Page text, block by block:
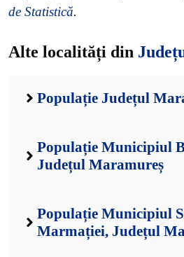
de Statistică.
Alte localități din
Populație Județul
Populație Municipiul
Județul Maramureș
Populație Municipiul
Marmației, Județul